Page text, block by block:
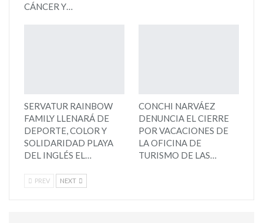
CÁNCER Y…
SERVATUR RAINBOW
FAMILY LLENARÁ DE
DEPORTE, COLOR Y
SOLIDARIDAD PLAYA
DEL INGLÉS EL…
CONCHI NARVÁEZ
DENUNCIA EL CIERRE
POR VACACIONES DE
LA OFICINA DE
TURISMO DE LAS…
PREV NEXT